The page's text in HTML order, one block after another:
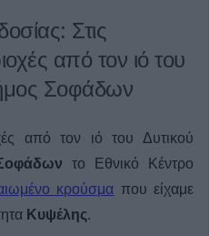
Στις
από τον ιό του
Σοφάδων
από τον ιό του Δυτικού
το Εθνικό Κέντρο
κρούσμα που είχαμε
Κυψέλης.